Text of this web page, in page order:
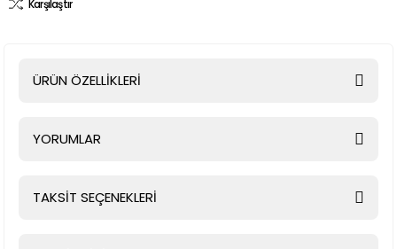
Karşılaştır
ÜRÜN ÖZELLİKLERİ
YORUMLAR
TAKSİT SEÇENEKLERİ